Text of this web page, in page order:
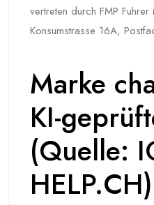
vertreten durch FMP
Konsumstrasse 16A,
Marke
KI-
(Quelle:
HELP.CH)